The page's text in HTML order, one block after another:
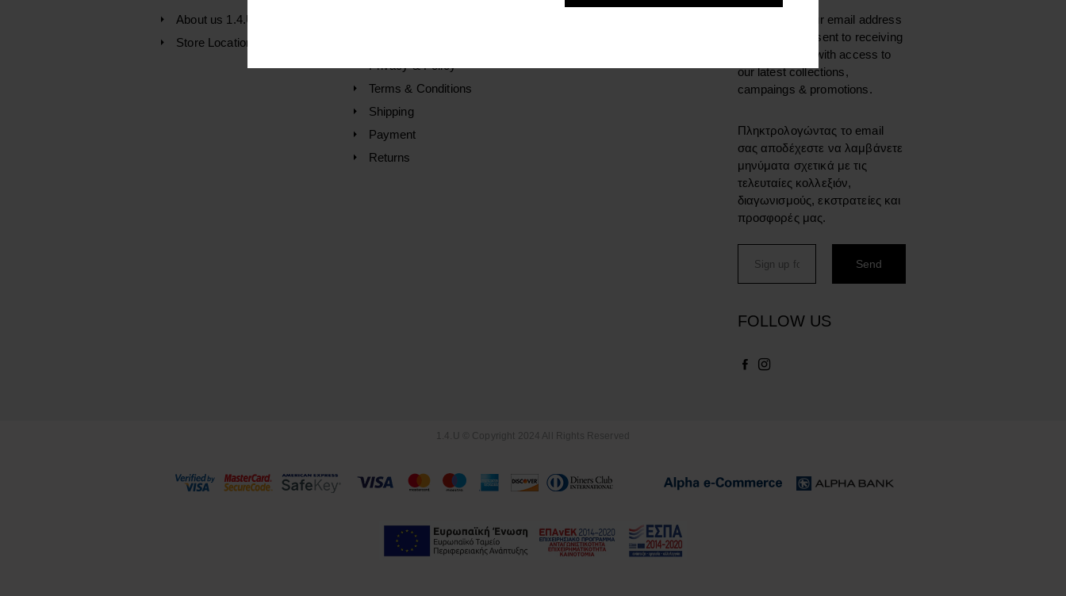
About us 1.4.U
Store Location
Privacy & Policy
Terms & Conditions
Shipping
Payment
Returns
By entering your email address
below, you consent to receiving
our newsletter with access to
our latest collections,
campaings & promotions.
Πληκτρολογώντας το email
σας αποδέχεστε να λαμβάνετε
μηνύματα σχετικά με τις
τελευταίες κολλεξιόν,
διαγωνισμούς, εκστρατείες και
προσφορές μας.
FOLLOW US
1.4.U © Copyright 2024 All Rights Reserved